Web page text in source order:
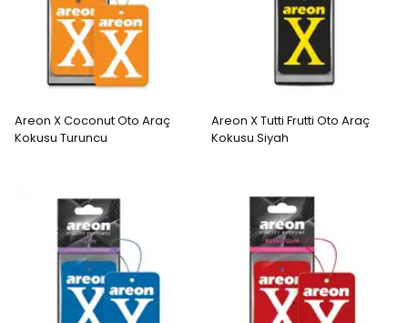
Areon X Coconut Oto Araç
Kokusu Turuncu
Areon X Tutti Frutti Oto Araç
Kokusu Siyah